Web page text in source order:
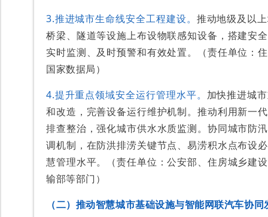
3.推进城市生命线安全工程建设。 推动地级及以
桥梁、隧道等设施上布设物联感知设备，搭建安
实时监测、及时预警和有效处置。（责任单位：
国家数据局）
4.提升重点领域安全运行管理水平。 加快推进城
和改造，完善设备运行维护机制。推动利用新一
排查整治，强化城市供水水质监测。协同城市防
调机制，在防洪排涝关键节点、易涝积水点布设
慧管理水平。（责任单位：公安部、住房城乡建
输部等部门）
（二）推动智慧城市基础设施与智能网联汽车协同